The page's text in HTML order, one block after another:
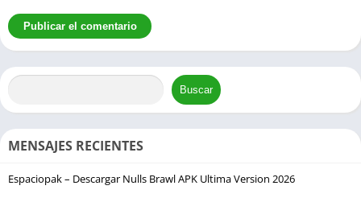
Buscar
MENSAJES RECIENTES
Espaciopak – Descargar Nulls Brawl APK Ultima Version 2026